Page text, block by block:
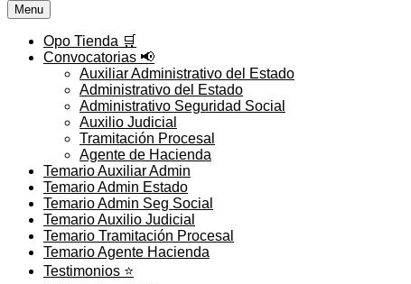
Menu
Opo Tienda 🛒
Convocatorias 📢
Auxiliar Administrativo del Estado
Administrativo del Estado
Administrativo Seguridad Social
Auxilio Judicial
Tramitación Procesal
Agente de Hacienda
Temario Auxiliar Admin
Temario Admin Estado
Temario Admin Seg Social
Temario Auxilio Judicial
Temario Tramitación Procesal
Temario Agente Hacienda
Testimonios ⭐️